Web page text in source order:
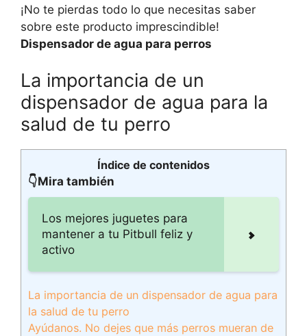
¡No te pierdas todo lo que necesitas saber
sobre este producto imprescindible!
Dispensador de agua para perros
La importancia de un
dispensador de agua para la
salud de tu perro
Índice de contenidos
👇Mira también
Los mejores juguetes para
mantener a tu Pitbull feliz y
activo
La importancia de un dispensador de agua para
la salud de tu perro
Ayúdanos. No dejes que más perros mueran de